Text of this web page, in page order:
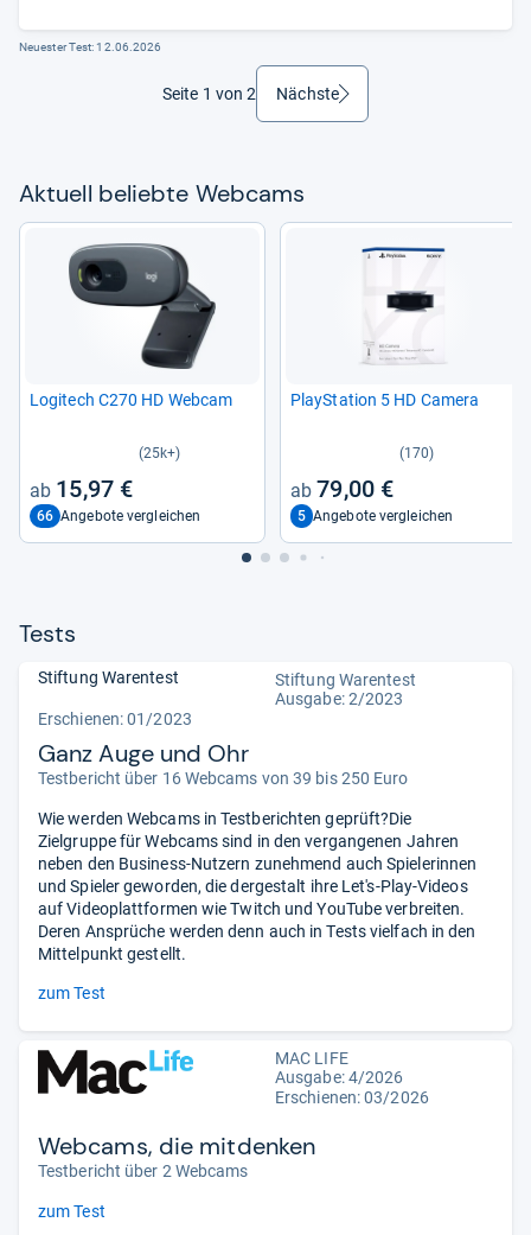
Neuester Test:12.06.2026
Seite 1 von 2 Nächsteweiter
Aktu­ell beliebte Web­cams
Logi­tech C270 HD Web­cam
(25k+)
15,97 €
66 Angebote vergleichen
Play­Sta­tion 5 HD Camera
(170)
79,00 €
5 Angebote vergleichen
Tests
Stiftung Warentest
Stiftung Warentest
Ausgabe: 2/2023
Erschienen: 01/2023
Ganz Auge und Ohr
Testbericht über 16 Webcams von 39 bis 250 Euro
Wie werden Webcams in Testberichten geprüft?Die
Zielgruppe für Webcams sind in den vergangenen Jahren
neben den Business-Nutzern zunehmend auch Spielerinnen
und Spieler geworden, die dergestalt ihre Let's-Play-Videos
auf Videoplattformen wie Twitch und YouTube verbreiten.
Deren Ansprüche werden denn auch in Tests vielfach in den
Mittelpunkt gestellt.
zum Test
MAC LIFE
Ausgabe: 4/2026
Erschienen:03/2026
Webcams, die mitdenken
Testbericht über 2 Webcams
zum Test